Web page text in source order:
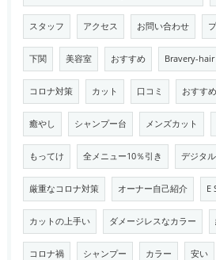
スタッフ アクセス お問い合わせ
下関 美容室 おすすめ Bravery-hair
コロナ対策 カット 口コミ おすす
癒やし シャンプー台 メンズカット
もってけ 全メニュー10％引き デジタ
厳重なコロナ対策 オーナー自己紹介 E
カットの上手い ダメージレスなカラー
コロナ禍 シャンプー カラー 安い